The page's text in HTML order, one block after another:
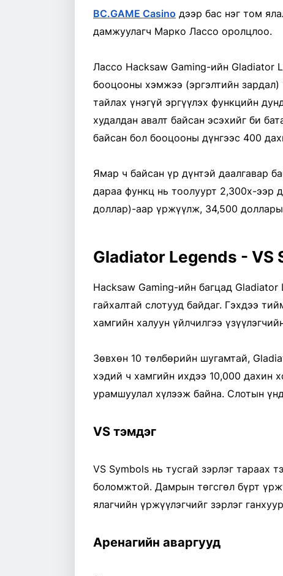
BC.GAME Casino дээр бас нэг том
дамжуулагч Марко Лассо оролцлоо.
Лассо Hacksaw Gaming-ийн Gladiator
бооцооны хэмжээ (эргэлтийн зардал)
тайлах үнэгүй эргүүлэх функцийн
худалдан авалт байсан эсэхийг би
байсан бол бооцооны дүнгээс 400
Ямар ч байсан үр дүнтэй даалгавар
дараа функц нь тоолуурт 2,300x-ээр
доллар)-аар үржүүлж, 34,500
Gladiator Legends - VS
Hacksaw Gaming-ийн багцад
гайхалтай слотууд байдаг. Гэхдээ
хамгийн халуун үйлчилгээ
Зөвхөн 10 төлбөрийн шугамтай,
хэдий ч хамгийн ихдээ 10,000 дахин
урамшуулал хүлээж байна. Слотын
VS тэмдэг
VS Symbols нь тусгай зэрлэг тараах
боломжтой. Дамрын төгсгөл бүрт
ялагчийн үржүүлэгчийг зэрлэг
Аренагийн аваргууд